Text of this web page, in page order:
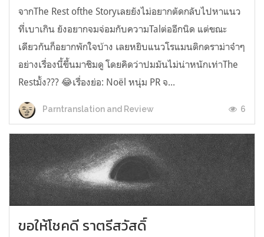
จากThe Rest ofthe Storyเลยยังไม่อยากตัดกลับไปหาแนว
ที่เบาเกิน ยังอยากจมจ่อมกับความTalต่ออีกนิด แต่ขณะ
เดียวกันก็อยากพักใจบ้าง เลยหยิบแนวโรแมนติกดราม่าจ๋าๆ
อย่างเรื่องนี้ขึ้นมาชิมดู โดยคิดว่าปมมันไม่น่าหนักเท่าThe
Restมั้ง??? 😂เรื่องย่อ: Noël หนุ่ม PR จ...
Parntranslation and Review 6
ขอให้โชคดี ราตรีสวัสดิ์